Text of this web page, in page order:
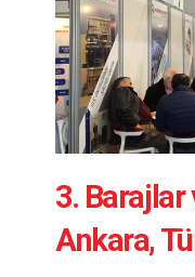
3. Barajlar
Ankara,